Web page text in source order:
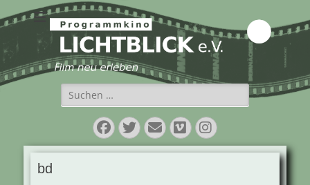
Programmkino
Lichtblick e.V.
Suchen
nach:
Facebook
Twitter
E-
Mail
VimeoInstagram
bd